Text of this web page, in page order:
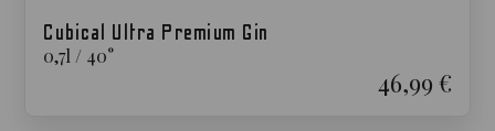
Cubical Ultra Premium Gin
0,7l / 40°
46,99 €